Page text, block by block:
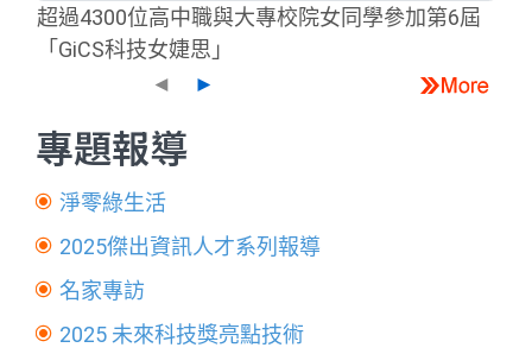
超過4300位高中職與大專校院女同學參加第6屆
「GiCS科技女婕思」
◄
►
專題報導
淨零綠生活
2025傑出資訊人才系列報導
名家專訪
2025 未來科技獎亮點技術